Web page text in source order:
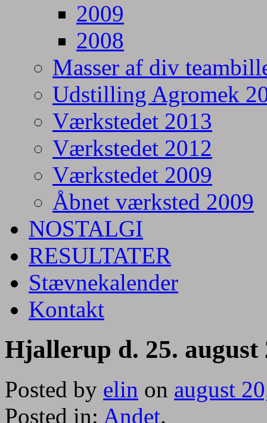
2009
2008
Masser af div
Udstilling Agromek
Værkstedet 2013
Værkstedet 2012
Værkstedet 2009
Åbnet værksted 2009
NOSTALGI
RESULTATER
Stævnekalender
Kontakt
Hjallerup d. 25. august
Posted by elin on august
Posted in: Andet.